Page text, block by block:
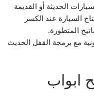
الحديثة أو القديمة
السيارة عند الكسر
المتطورة.
مع برمجة القفل الحديث
ابواب